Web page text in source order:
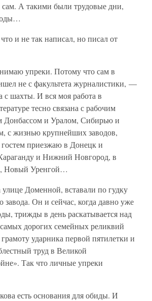
сам. А такими были трудовые дни,
и не так написал, но писал от
упреки. Потому что сам в
не с факультета журналистики, —
шахты. И вся моя работа в
тесно связана с рабочим
Донбассом и Уралом, Сибирью и
с жизнью крупнейших заводов,
приезжаю в Донецк и
и Нижний Новгород, в
Новый Уренгой…
Доменной, вставали по гудку
завода. Он и сейчас, когда давно уже
трижды в день раскатывается над
дорогих семейных реликвий
ударника первой пятилетки и
труд в Великой
Так что личные упреки
есть основания для обиды. И